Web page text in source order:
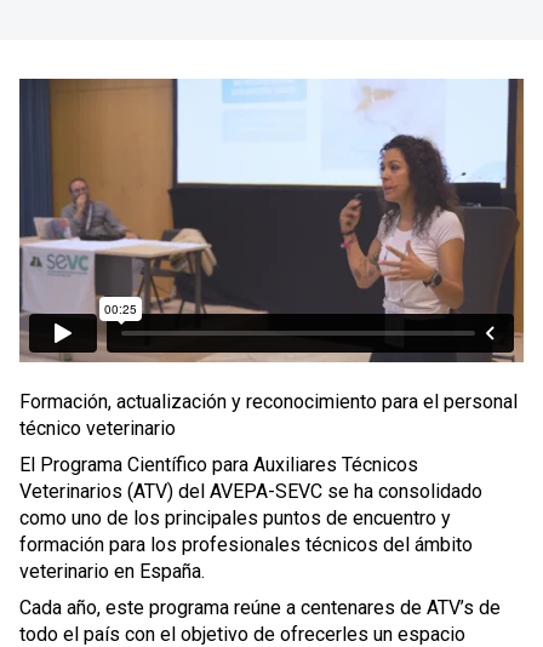
Formación, actualización y reconocimiento para el personal
técnico veterinario
El Programa Científico para Auxiliares Técnicos
Veterinarios (ATV) del AVEPA-SEVC se ha consolidado
como uno de los principales puntos de encuentro y
formación para los profesionales técnicos del ámbito
veterinario en España.
Cada año, este programa reúne a centenares de ATV’s de
todo el país con el objetivo de ofrecerles un espacio